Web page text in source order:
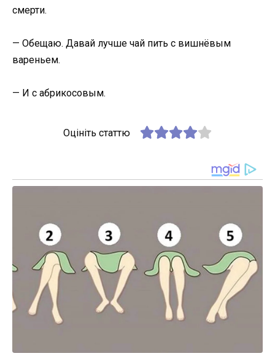
смерти.
— Обещаю. Давай лучше чай пить с вишнёвым
вареньем.
— И с абрикосовым.
Оцініть статтю